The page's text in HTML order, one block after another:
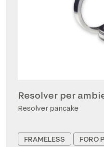
Resolver per
Resolver pancake
FRAMELESS FORO